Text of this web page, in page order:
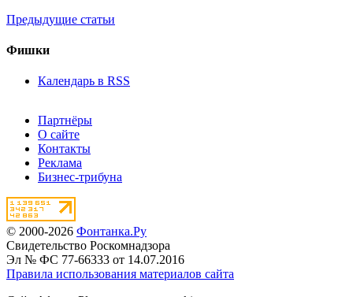
Предыдущие статьи
Фишки
Календарь в RSS
Партнёры
О сайте
Контакты
Реклама
Бизнес-трибуна
© 2000-2026 Фонтанка.Ру
Свидетельство Роскомнадзора
Эл № ФС 77-66333 от 14.07.2016
Правила использования материалов сайта